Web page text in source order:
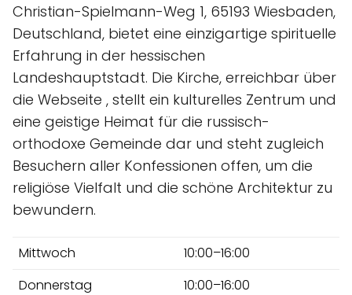
Christian-Spielmann-Weg 1, 65193 Wiesbaden,
Deutschland, bietet eine einzigartige spirituelle
Erfahrung in der hessischen
Landeshauptstadt. Die Kirche, erreichbar über
die Webseite , stellt ein kulturelles Zentrum und
eine geistige Heimat für die russisch-
orthodoxe Gemeinde dar und steht zugleich
Besuchern aller Konfessionen offen, um die
religiöse Vielfalt und die schöne Architektur zu
bewundern.
Mittwoch
10:00–16:00
Donnerstag
10:00–16:00